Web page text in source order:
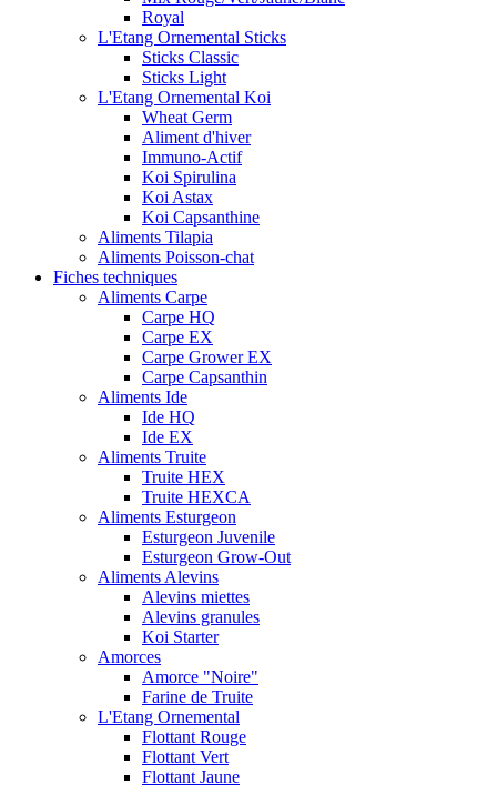
Royal
L'Etang Ornemental Sticks
Sticks Classic
Sticks Light
L'Etang Ornemental Koi
Wheat Germ
Aliment d'hiver
Immuno-Actif
Koi Spirulina
Koi Astax
Koi Capsanthine
Aliments Tilapia
Aliments Poisson-chat
Fiches techniques
Aliments Carpe
Carpe HQ
Carpe EX
Carpe Grower EX
Carpe Capsanthin
Aliments Ide
Ide HQ
Ide EX
Aliments Truite
Truite HEX
Truite HEXCA
Aliments Esturgeon
Esturgeon Juvenile
Esturgeon Grow-Out
Aliments Alevins
Alevins miettes
Alevins granules
Koi Starter
Amorces
Amorce "Noire"
Farine de Truite
L'Etang Ornemental
Flottant Rouge
Flottant Vert
Flottant Jaune